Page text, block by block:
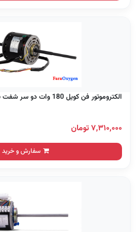
الکتروموتور فن کویل 180 وات دو سر شفت سیم بلند الکترومگا
۷,۳۱۰,۰۰۰ تومان
سفارش و خرید